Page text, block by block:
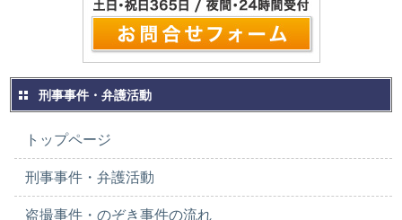
刑事事件・弁護活動
トップページ
刑事事件・弁護活動
盗撮事件・のぞき事件の流れ